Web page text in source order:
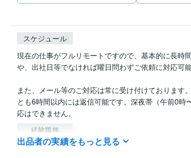
スケジュール
現在の仕事がフルリモートですので、基本的に長時
や、出社日等でなければ曜日問わずご依頼に対応可能
また、メール等のご対応は常に受け付けております
とも6時間以内には返信可能です。深夜帯（午前0時
応はできません。
経験職種
AI・機械学習 / AIライター 経験年数 : 2年
出品者の実績をもっと見る